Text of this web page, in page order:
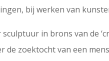
bij werken van
in brons van de
de zoektocht van een